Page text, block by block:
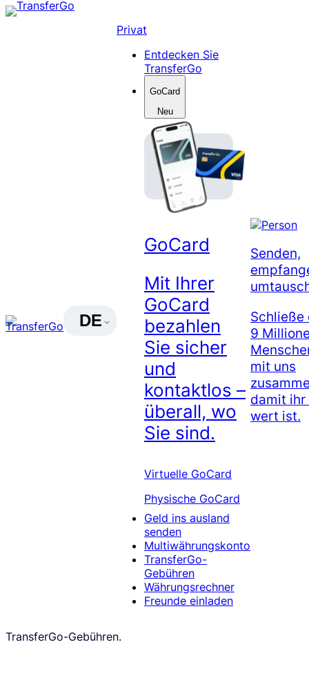
Skip
DE
Privat
Entdecken Sie
TransferGo
GoCard
Neu
GoCard
Mit Ihrer
GoCard
bezahlen
Sie sicher
und
kontaktlos –
überall, wo
Sie sind.
Virtuelle GoCard
Physische GoCard
Geld ins ausland
senden
Multiwährungskonto
TransferGo-
Gebühren
Währungsrechner
Freunde einladen
Senden,
Schließe
9
mit uns
damit ihr
wert ist.
TransferGo-Gebühren.